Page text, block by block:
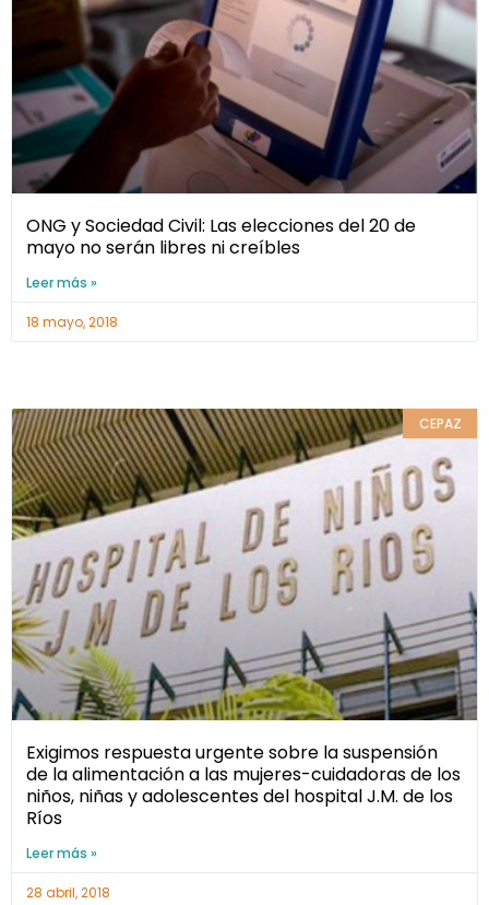
ONG y Sociedad Civil: Las elecciones del 20 de
mayo no serán libres ni creíbles
Leer más »
18 mayo, 2018
CEPAZ
Exigimos respuesta urgente sobre la suspensión
de la alimentación a las mujeres-cuidadoras de los
niños, niñas y adolescentes del hospital J.M. de los
Ríos
Leer más »
28 abril, 2018